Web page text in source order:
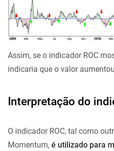
Assim, se o indicador ROC
indicaria que o valor
Interpretação do
O indicador ROC, tal como
Momentum, é utilizado para